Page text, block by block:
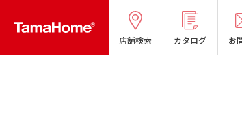
店舗検索 カタログ お